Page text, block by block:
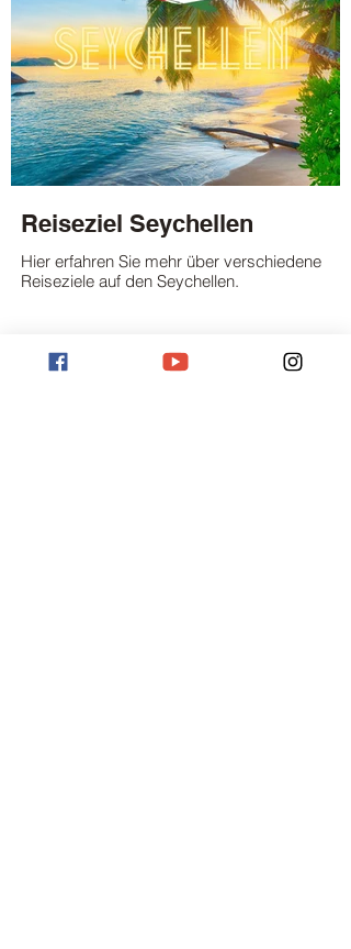
Reiseziel Seychellen
Hier erfahren Sie mehr über verschiedene
Reiseziele auf den Seychellen.